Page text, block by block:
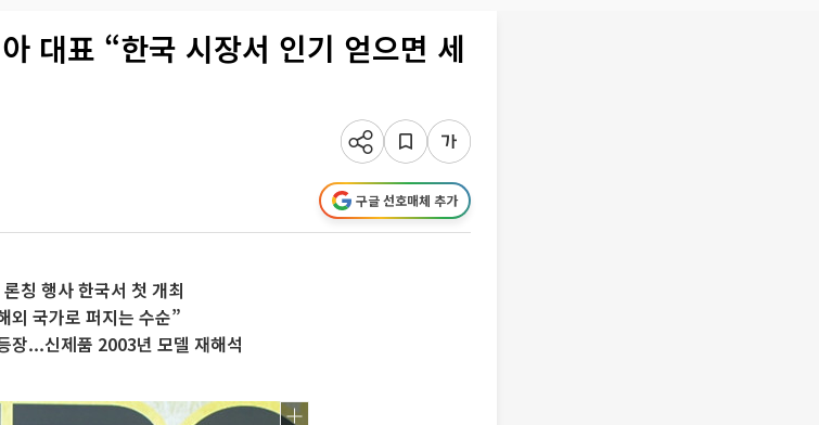
대표 “한국 시장서 인기 얻으면 세
구글 선호매체 추가
칭 행사 한국서 첫 개최
외 국가로 퍼지는 수순”
장...신제품 2003년 모델 재해석